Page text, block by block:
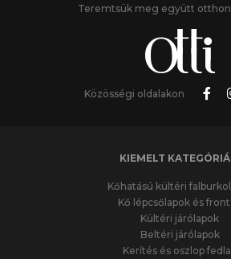
Teremtsük meg együtt
Közösségi oldalakon
KIEMELT
Kőhatású kültéri
Kő lépcsőlapok és
Kültéri járólapok
Beltéri járólapok
Kerítés és oszlop